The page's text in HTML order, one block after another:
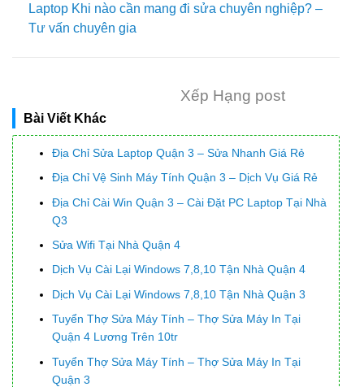
Laptop Khi nào cần mang đi sửa chuyên nghiệp? –
Tư vấn chuyên gia
Xếp Hạng post
Bài Viết Khác
Địa Chỉ Sửa Laptop Quận 3 – Sửa Nhanh Giá Rẻ
Địa Chỉ Vệ Sinh Máy Tính Quận 3 – Dịch Vụ Giá Rẻ
Địa Chỉ Cài Win Quận 3 – Cài Đặt PC Laptop Tại Nhà
Q3
Sửa Wifi Tại Nhà Quận 4
Dịch Vụ Cài Lại Windows 7,8,10 Tận Nhà Quận 4
Dịch Vụ Cài Lại Windows 7,8,10 Tận Nhà Quận 3
Tuyển Thợ Sửa Máy Tính – Thợ Sửa Máy In Tại
Quận 4 Lương Trên 10tr
Tuyển Thợ Sửa Máy Tính – Thợ Sửa Máy In Tại
Quận 3